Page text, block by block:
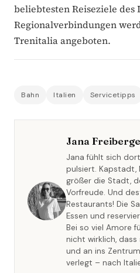
beliebtesten Reiseziele des
Regionalverbindungen
Trenitalia angeboten.
Bahn Italien Servicetipps
Jana
Jana fühlt sich
pulsiert. Kapstadt,
größer die Stadt,
Vorfreude. Und
Restaurants! Die
Essen und
Bei so viel Amore
nicht wirklich,
und an ins
verlegt – nach